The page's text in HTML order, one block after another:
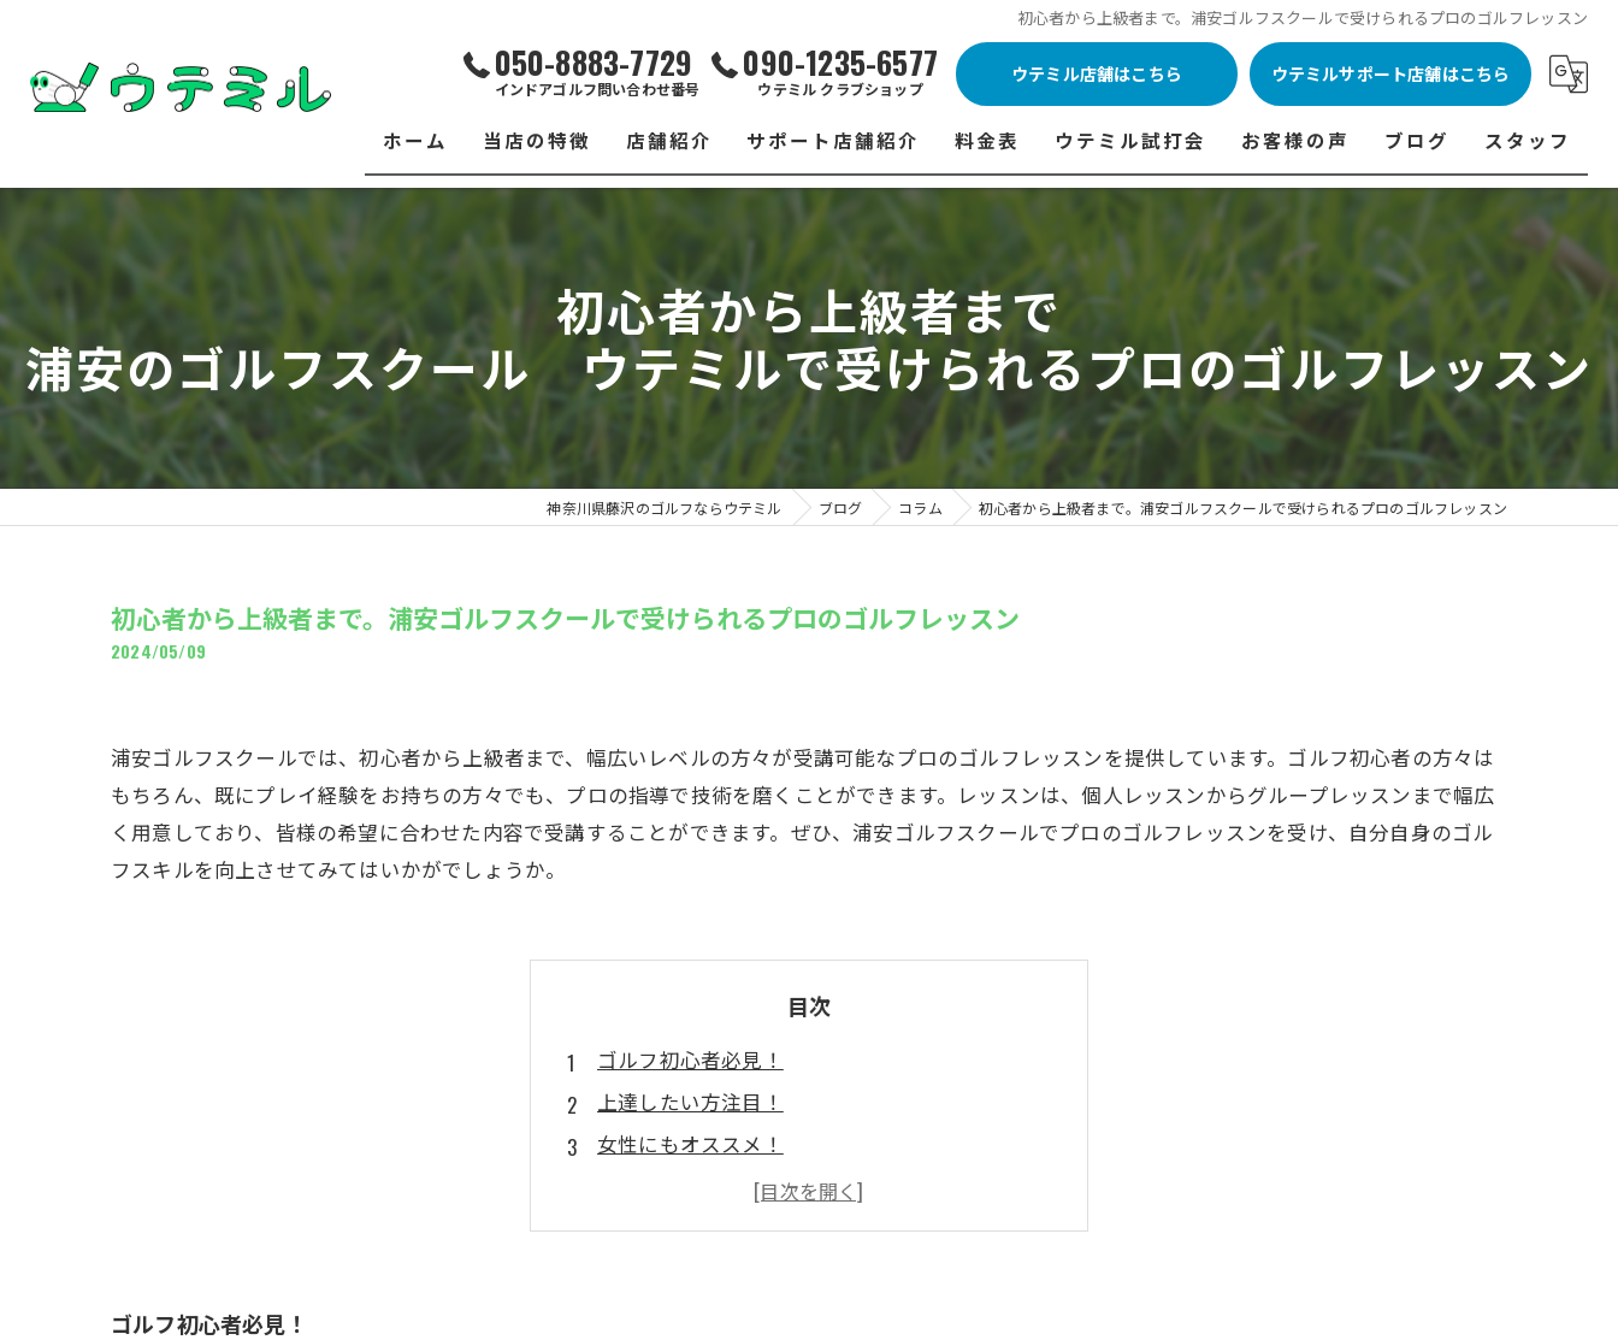
初心者から上級者まで。浦安ゴルフスクールで受けられるプロのゴルフレッスン
050-8883-7729
インドアゴルフ問い合わせ番号
090-1235-6577
ウテミル クラブショップ
ウテミル店舗はこちら ウテミルサポート店舗はこちら
ホーム 当店の特徴
イベント
フィッティング
クラブショップ
店舗紹介
ウテミル 浦安駅前店
市原インドアゴルフ
ウテミルスクール高崎店
サポート店舗紹介
シミュレーションゴルフ Caddy
スズヨンゴルフクラブ(SUZU4-GOLFCLUB)
料金表
浦安駅前店 料金表
市原インドアゴルフ 料金表
ウテミルスクール高崎店 料金表
サポート店舗 料金表
シミュレーションゴルフ Caddy 料金表
Golfet亀有店 料金表
ウテミル試打会
ウテミル試打会とは・・・
ウテミル試打会日程
フィッテイング・試打会 商品ラインナップ一覧
フィッター紹介
よくある質問
試打会開催受付
お客様の声
フィッテイング・試打会参加者の声
ブログ スタッフ
代表あいさつ
初心者から上級者まで
浦安のゴルフスクール ウテミルで受けられるプロのゴルフレッスン
神奈川県藤沢のゴルフならウテミル ブログ コラム 初心者から上級者まで。浦安ゴルフスクールで受けられるプロのゴルフレッスン
初心者から上級者まで。浦安ゴルフスクールで受けられるプロのゴルフレッスン
2024/05/09
浦安ゴルフスクールでは、初心者から上級者まで、幅広いレベルの方々が受講可能なプロのゴルフレッスンを提供しています。ゴルフ初心者の方々は
もちろん、既にプレイ経験をお持ちの方々でも、プロの指導で技術を磨くことができます。レッスンは、個人レッスンからグループレッスンまで幅広
く用意しており、皆様の希望に合わせた内容で受講することができます。ぜひ、浦安ゴルフスクールでプロのゴルフレッスンを受け、自分自身のゴル
フスキルを向上させてみてはいかがでしょうか。
目次
ゴルフ初心者必見！
上達したい方注目！
女性にもオススメ！
ゴルフ初心者必見！